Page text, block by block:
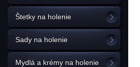
Štetky na holenie
Sady na holenie
Mydlá a krémy na holenie